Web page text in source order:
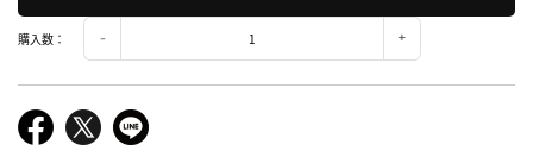
購入数：